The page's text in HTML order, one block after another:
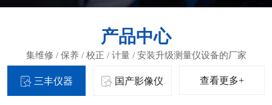
产品中心
三丰仪器 国产影像仪 查看更多+